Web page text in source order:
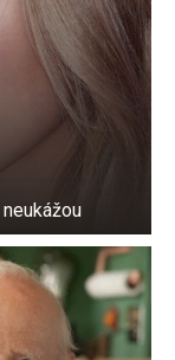
zatuchlý
octa a
nábytku.
a naneste na
zvyšte
téměř